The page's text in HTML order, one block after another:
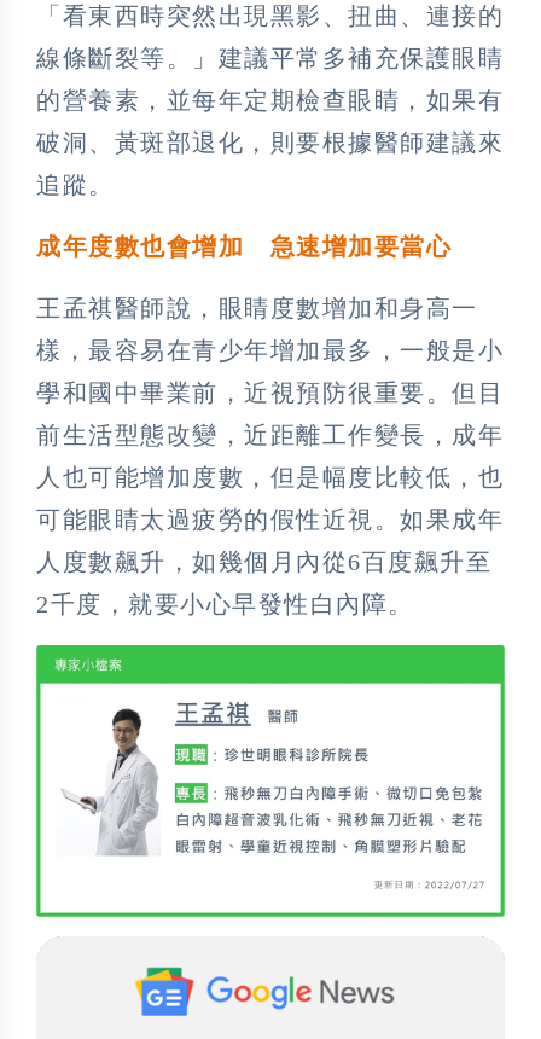
「看東西時突然出現黑影、扭曲、連接的
線條斷裂等。」建議平常多補充保護眼睛
的營養素，並每年定期檢查眼睛，如果有
破洞、黃斑部退化，則要根據醫師建議來
追蹤。
成年度數也會增加 急速增加要當心
王孟祺醫師說，眼睛度數增加和身高一
樣，最容易在青少年增加最多，一般是小
學和國中畢業前，近視預防很重要。但目
前生活型態改變，近距離工作變長，成年
人也可能增加度數，但是幅度比較低，也
可能眼睛太過疲勞的假性近視。如果成年
人度數飆升，如幾個月內從6百度飆升至
2千度，就要小心早發性白內障。